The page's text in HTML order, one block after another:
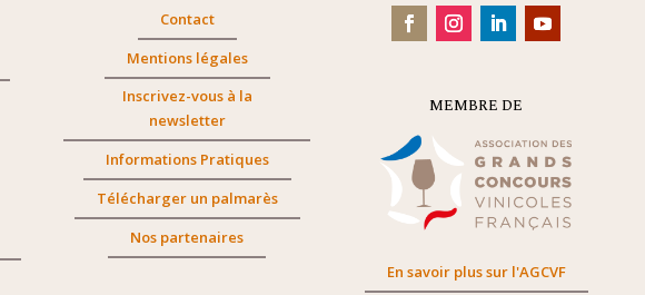
Contact
Mentions légales
Inscrivez-vous à la
newsletter
Informations Pratiques
Télécharger un palmarès
Nos partenaires
MEMBRE DE
En savoir plus sur l'AGCVF